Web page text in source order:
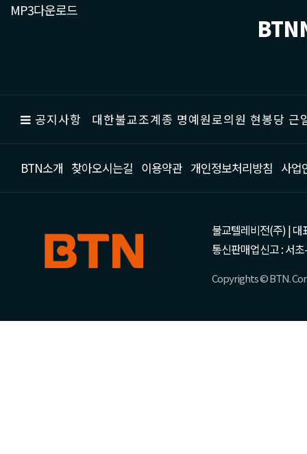
MP3다운로드
공지사항 대한불교조계종 명예원로의원 현봉당
BTN소개 찾아오시는길 이용약관 개인정보처리방침 사업
불교텔레비전(주) | 대
통신판매업신고 : 서
Copyrights © BTN.